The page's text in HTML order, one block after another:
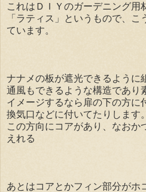
これはＤＩＹのガーデニング用
「ラティス」というもので、
ています。
ナナメの板が遮光できるように
通風もできるような構造であり
イメージするなら扉の下の方に
換気口などに付いてたりします。
この方向にコアがあり、なおか
えれる
あとはコアとかフィン部分がホ